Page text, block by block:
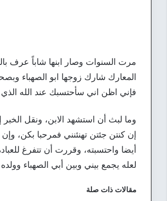
مرت السنوات وصار ابنها شاباً عرف
المعارك شارك زوجها ابو الصهباء
فإني اظن اني سأحتسبك عند الله الذي
وما لبث أن استشهد الابن، ونقل الخبر
إن كنتن جئتن تهنئنني فمرحبا بكن،
أيضا واحتسبته، وقررت أن تتفرغ
لعله يجمع بيني وبين أبي الصهباء
مقالات ذات صلة